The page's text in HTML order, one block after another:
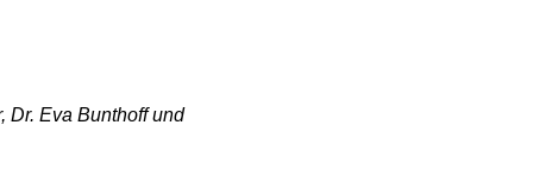
Dr. Eva Bunthoff und